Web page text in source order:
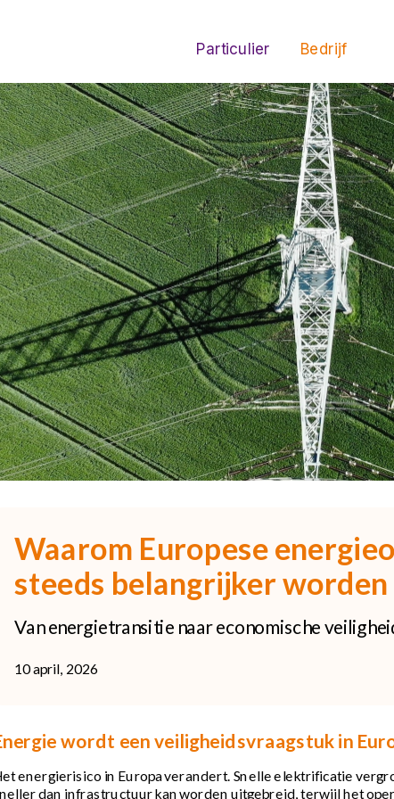
Particulier Bedrijf
Waarom Europese
steeds belangrijker worden
Van energietransitie naar economische
10 april, 2026
wordt een veiligheidsvraagstuk in
energierisico in Europa verandert. Snelle elektrificatie
dan infrastructuur kan worden uitgebreid, terwijl het